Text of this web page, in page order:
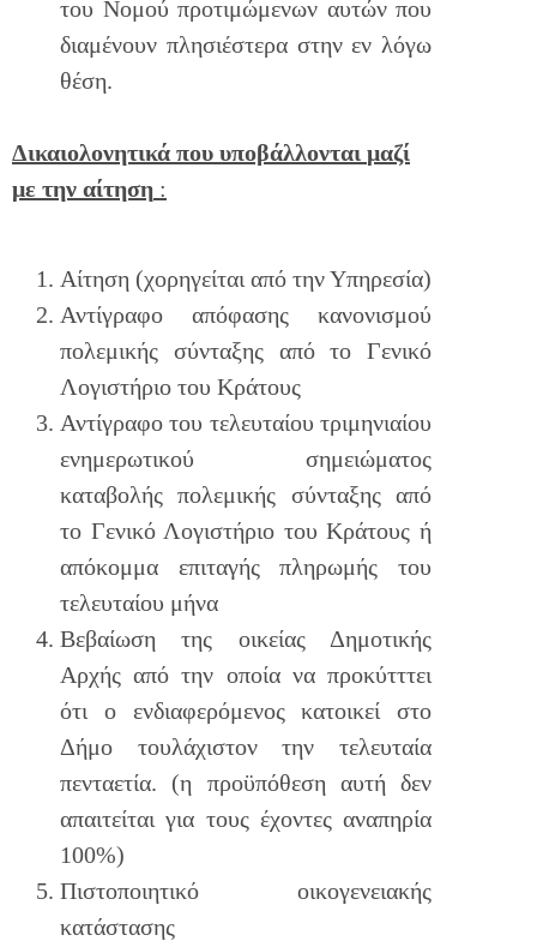
του Νομού προτιμώμενων αυτών που
διαμένουν πλησιέστερα στην εν λόγω
θέση.
Δικαιολονητικά που υποβάλλονται μαζί
με την αίτηση :
Αίτηση (χορηγείται από την Υπηρεσία)
Αντίγραφο απόφασης κανονισμού
πολεμικής σύνταξης από το Γενικό
Λογιστήριο του Κράτους
Αντίγραφο του τελευταίου τριμηνιαίου
ενημερωτικού σημειώματος
καταβολής πολεμικής σύνταξης από
το Γενικό Λογιστήριο του Κράτους ή
απόκομμα επιταγής πληρωμής του
τελευταίου μήνα
Βεβαίωση της οικείας Δημοτικής
Αρχής από την οποία να προκύτττει
ότι ο ενδιαφερόμενος κατοικεί στο
Δήμο τουλάχιστον την τελευταία
πενταετία. (η προϋπόθεση αυτή δεν
απαιτείται για τους έχοντες αναπηρία
100%)
Πιστοποιητικό οικογενειακής
κατάστασης